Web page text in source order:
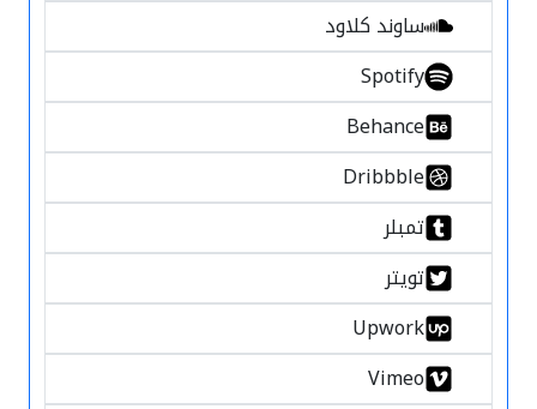
ساوند كلاود
Spotify
Behance
Dribbble
تمبلر
تويتر
Upwork
Vimeo